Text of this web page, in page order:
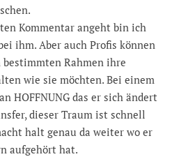
Kommentar angeht bin ich
ihm. Aber auch Profis können
Rahmen ihre
wie sie möchten. Bei einem
HOFFNUNG das er sich ändert
dieser Traum ist schnell
halt genau da weiter wo er
aufgehört hat.